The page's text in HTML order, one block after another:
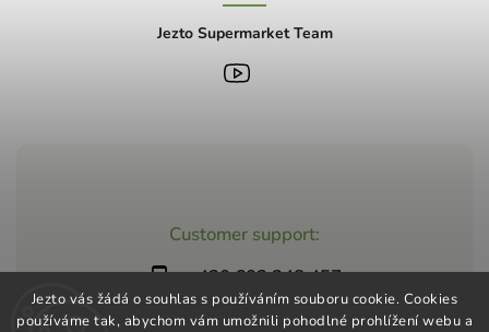
Jezto vás žádá o souhlas s používáním souboru cookie. Cookies
používáme tak, abychom vám umožnili pohodlné prohlížení webu a
Customer support:
+420 603 248 457
info@jeztomarket.cz
Jezto Supermarket Team